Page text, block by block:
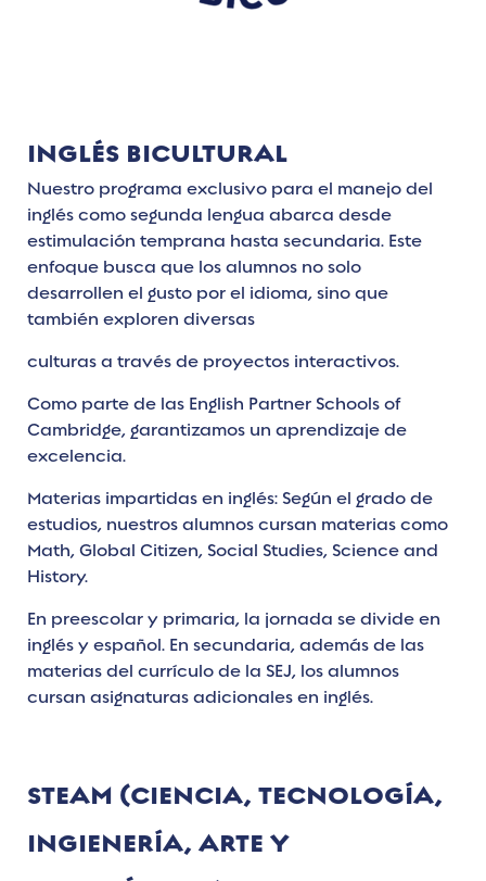
INGLÉS BICULTURAL
Nuestro programa exclusivo para el manejo del
inglés como segunda lengua abarca desde
estimulación temprana hasta secundaria. Este
enfoque busca que los alumnos no solo
desarrollen el gusto por el idioma, sino que
también exploren diversas
culturas a través de proyectos interactivos.
Como parte de las English Partner Schools of
Cambridge, garantizamos un aprendizaje de
excelencia.
Materias impartidas en inglés: Según el grado de
estudios, nuestros alumnos cursan materias como
Math, Global Citizen, Social Studies, Science and
History.
En preescolar y primaria, la jornada se divide en
inglés y español. En secundaria, además de las
materias del currículo de la SEJ, los alumnos
cursan asignaturas adicionales en inglés.
STEAM (CIENCIA, TECNOLOGÍA,
INGIENERÍA, ARTE Y